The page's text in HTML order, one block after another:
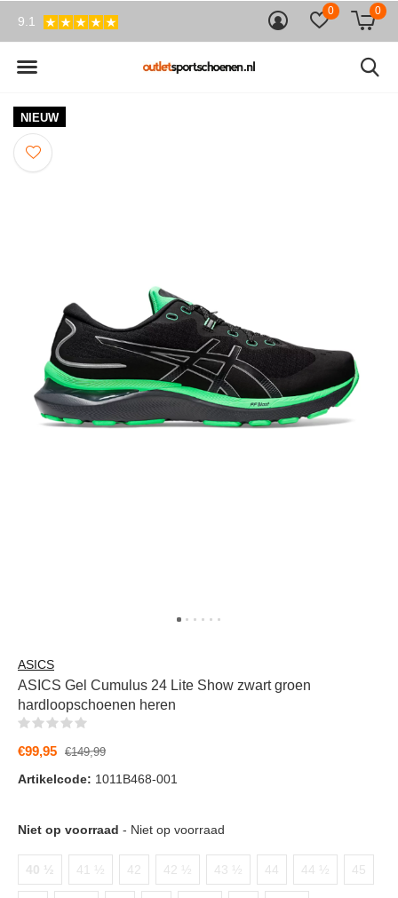
0 0
9.1
NIEUW
ASICS
ASICS Gel Cumulus 24 Lite Show zwart groen
hardloopschoenen heren
€99,95 €149,99
Artikelcode: 1011B468-001
Niet op voorraad - Niet op voorraad
40 ½ 41 ½ 42 42 ½ 43 ½ 44 44 ½ 45